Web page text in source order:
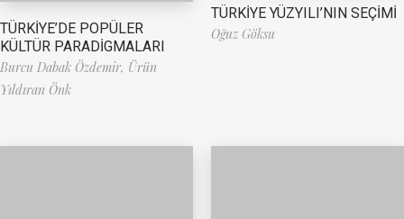
TÜRKİYE’DE POPÜLER
KÜLTÜR PARADİGMALARI
Burcu Dabak Özdemir, Ürün
Yıldıran Önk
TÜRKİYE YÜZYILI’NIN SEÇİMİ
Oğuz Göksu